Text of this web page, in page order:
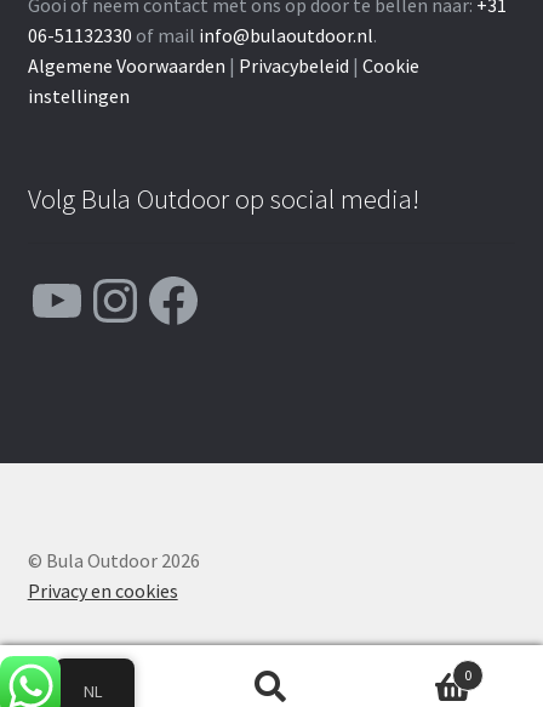
06-51132330 of mail info@bulaoutdoor.nl.
Algemene Voorwaarden | Privacybeleid | Cookie
instellingen
Volg Bula Outdoor op social media!
YouTube Instagram Facebook
© Bula Outdoor 2026
Privacy en cookies
Zoeken
Zoeken
0
NL